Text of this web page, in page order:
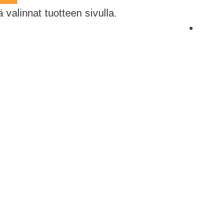
valinnat tuotteen sivulla.